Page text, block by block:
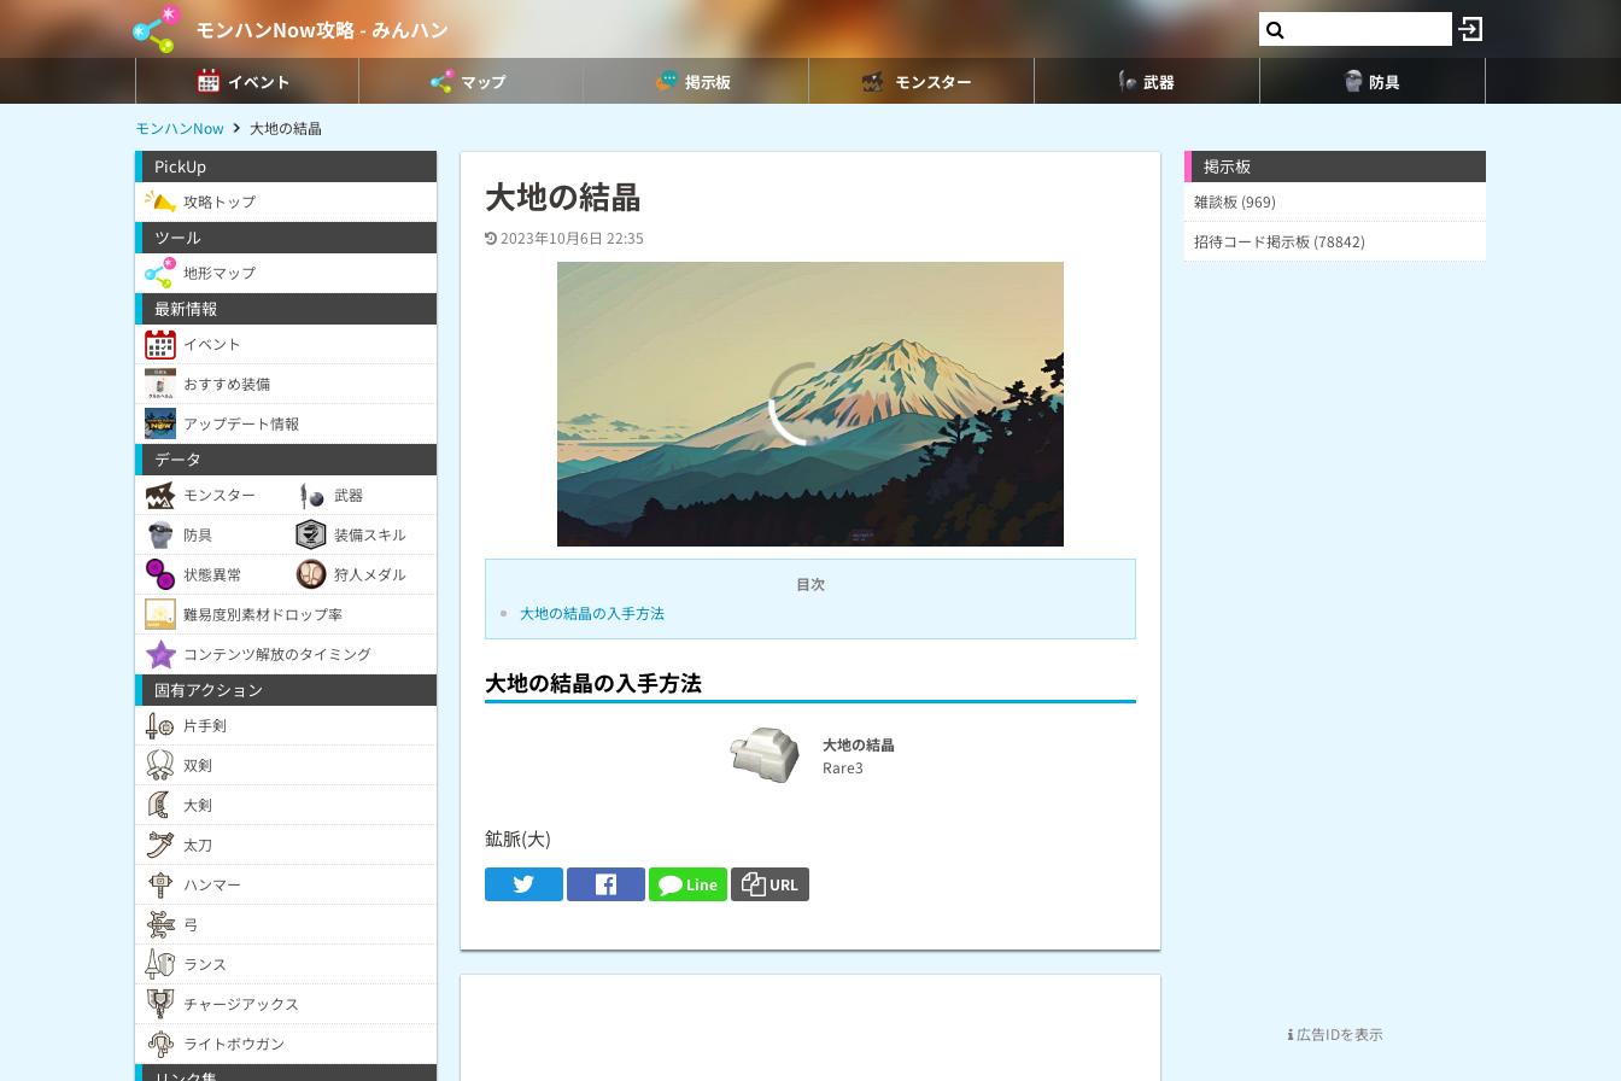
モンハンNow攻略 - みんハン
イベント マップ 掲示板 モンスター 武器 防具
モンハンNow 大地の結晶
大地の結晶
2023年10月6日 22:35
目次
大地の結晶の入手方法
大地の結晶の入手方法
大地の結晶
Rare3
鉱脈(大)
Line URL
PickUp
攻略トップ
ツール
地形マップ
最新情報
イベント
おすすめ装備
アップデート情報
データ
モンスター
武器
防具
装備スキル
状態異常
狩人メダル
難易度別素材ドロップ率
コンテンツ解放のタイミング
固有アクション
片手剣
双剣
大剣
太刀
ハンマー
弓
ランス
チャージアックス
ライトボウガン
掲示板
雑談板 (969)
招待コード掲示板 (78842)
広告IDを表示